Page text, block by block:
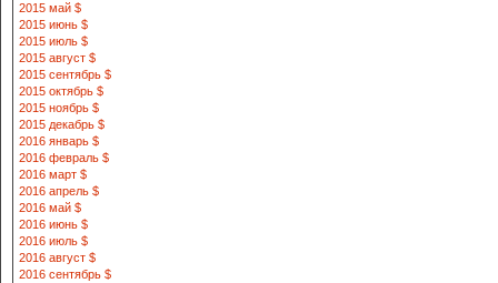
2015 май $
2015 июнь $
2015 июль $
2015 август $
2015 сентябрь $
2015 октябрь $
2015 ноябрь $
2015 декабрь $
2016 январь $
2016 февраль $
2016 март $
2016 апрель $
2016 май $
2016 июнь $
2016 июль $
2016 август $
2016 сентябрь $